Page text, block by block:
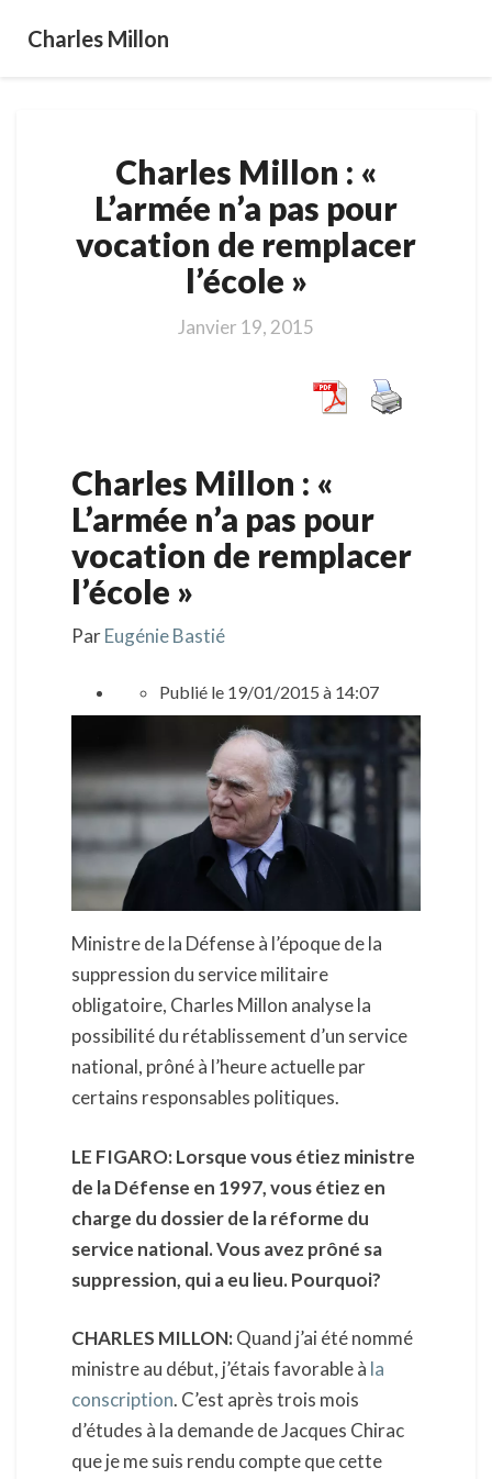
Charles Millon
Millon
:
«
L’armée
n’a
pas
vocation
remplacer
Charles Millon : «
L’armée n’a pas pour
vocation de remplacer
l’école »
Janvier 19, 2015
Charles Millon : «
L’armée n’a pas pour
vocation de remplacer
l’école »
ParEugénie Bastié
Publié le 19/01/2015 à 14:07
Ministre de la Défense à l’époque de la
suppression du service militaire
obligatoire, Charles Millon analyse la
possibilité du rétablissement d’un service
national, prôné à l’heure actuelle par
certains responsables politiques.
LE FIGARO: Lorsque vous étiez ministre
de la Défense en 1997, vous étiez en
charge du dossier de la réforme du
service national. Vous avez prôné sa
suppression, qui a eu lieu. Pourquoi?
CHARLES MILLON:Quand j’ai été nommé
ministre au début, j’étais favorable à la
conscription. C’est après trois mois
d’études à la demande de Jacques Chirac
que je me suis rendu compte que cette